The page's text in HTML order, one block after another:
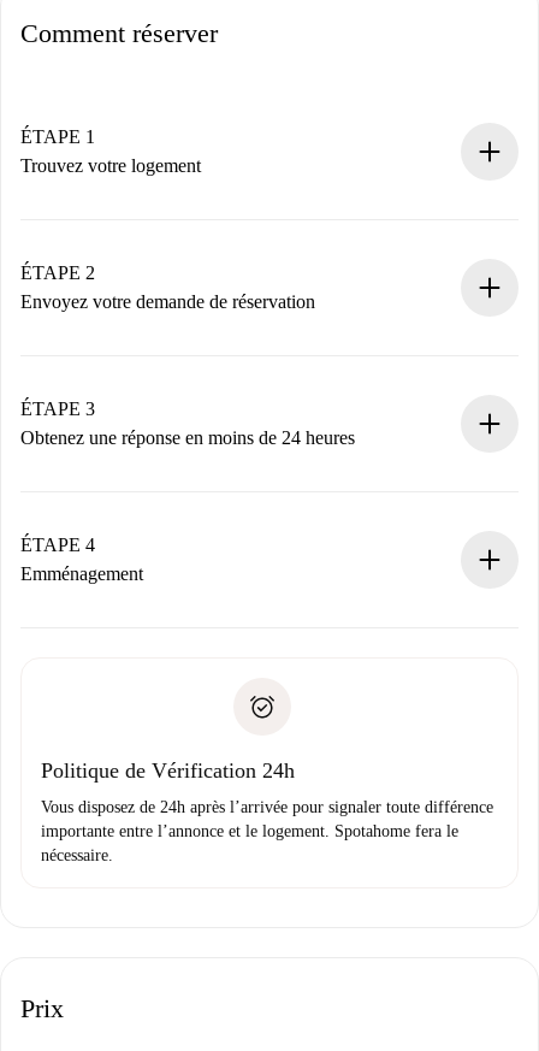
Comment réserver
ÉTAPE 1
Trouvez votre logement
Vous disposez à l’avance de toutes les informations
nécessaires.
ÉTAPE 2
Envoyez votre demande de réservation
Nous ne vous facturerons rien tant que le propriétaire
n’aura pas accepté.
ÉTAPE 3
Obtenez une réponse en moins de 24 heures
contact avec le propriétaire.
Si refusé : aucun prélèvement et nous vous proposerons
Justificatif de solvabilité
ÉTAPE 4
Emménagement
uniquement si aucun problème n'est signalé.
Politique de Vérification 24h
Vous disposez de 24h après l’arrivée pour signaler toute différence
importante entre l’annonce et le logement. Spotahome fera le
nécessaire.
Prix